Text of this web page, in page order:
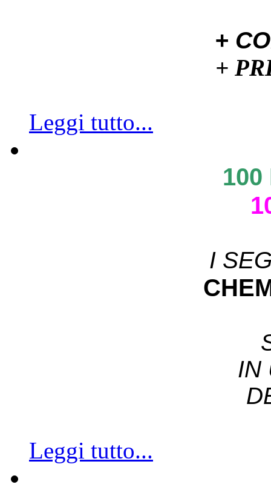
+
+
Leggi tutto...
100
I
IN
Leggi tutto...